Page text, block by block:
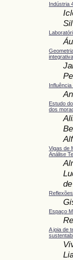
Indústria
Estudo
dos
Vigas de
Análise
Espaço
A joia de